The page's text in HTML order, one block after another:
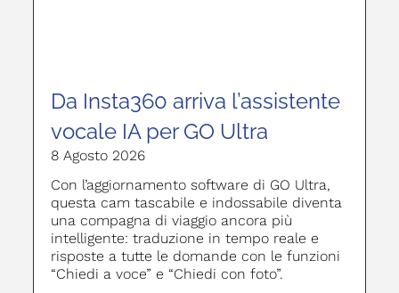
Da Insta360 arriva l’assistente
vocale IA per GO Ultra
8 Agosto 2026
Con l’aggiornamento software di GO Ultra,
questa cam tascabile e indossabile diventa
una compagna di viaggio ancora più
intelligente: traduzione in tempo reale e
risposte a tutte le domande con le funzioni
“Chiedi a voce” e “Chiedi con foto”.